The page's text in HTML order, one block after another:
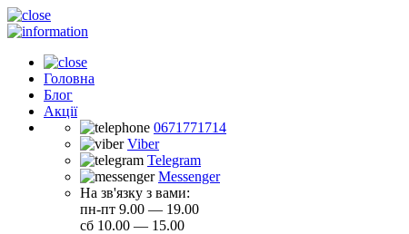
Головна
Блог
Акції
0671771714
Viber
Telegram
Messenger
На зв'язку з вами:
пн-пт 9.00 — 19.00
сб 10.00 — 15.00